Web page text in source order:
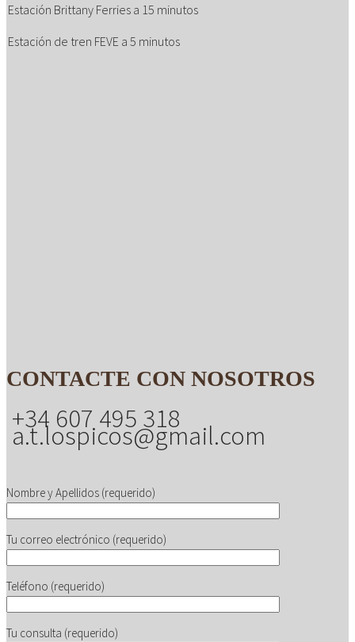
Estación Brittany Ferries a 15 minutos
Estación de tren FEVE a 5 minutos
CONTACTE CON NOSOTROS
+34 607 495 318
a.t.lospicos@gmail.com
Nombre y Apellidos (requerido)
Tu correo electrónico (requerido)
Teléfono (requerido)
Tu consulta (requerido)